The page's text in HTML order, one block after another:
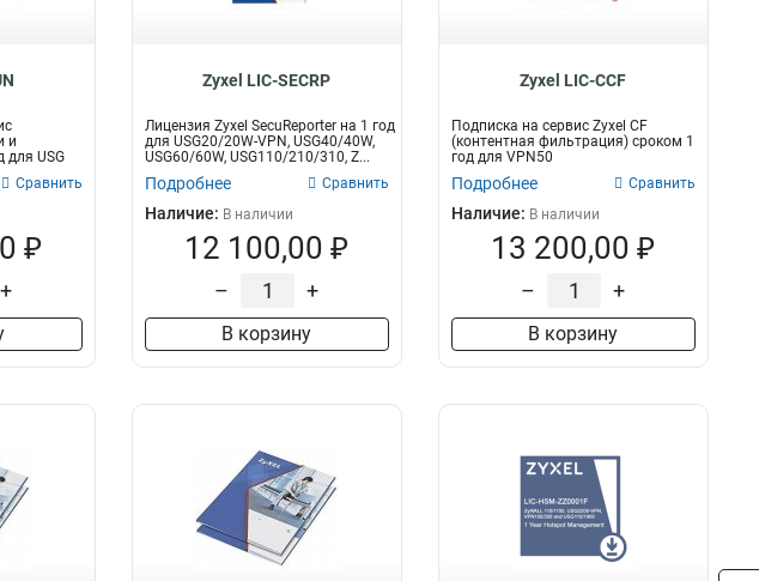
и
для USG
Сравнить
₽
+
Zyxel LIC-SECRP
Лицензия Zyxel SecuReporter на 1 год
для USG20/20W-VPN, USG40/40W,
USG60/60W, USG110/210/310, Z...
Подробнее Сравнить
Наличие: В наличии
12 100,00 ₽
– +
В корзину
Zyxel LIC-CCF
Подписка на сервис Zyxel CF
(контентная фильтрация) сроком 1
год для VPN50
Подробнее Сравнить
Наличие: В наличии
13 200,00 ₽
– +
В корзину